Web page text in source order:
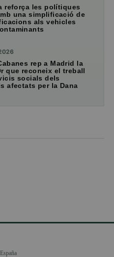
reforça les polítiques
una simplificació de
als vehicles
rep a Madrid la
que reconeix el treball
socials dels
afectats per la Dana